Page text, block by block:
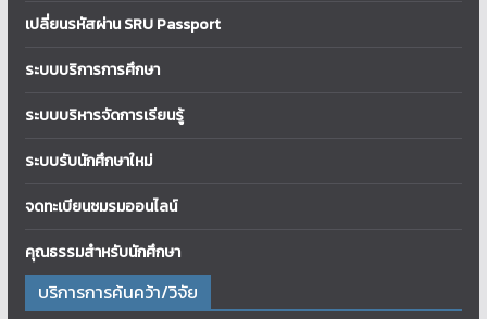
เปลี่ยนรหัสผ่าน SRU Passport
ระบบบริการการศึกษา
ระบบบริหารจัดการเรียนรู้
ระบบรับนักศึกษาใหม่
จดทะเบียนชมรมออนไลน์
คุณธรรมสำหรับนักศึกษา
บริการการค้นคว้า/วิจัย